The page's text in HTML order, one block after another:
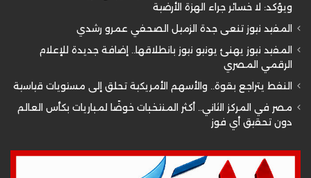
ويؤكد: لا خسائر جراء الهزة الأرضية
المفيد نيوز تنعى جدة الزميل الصحفي عمرو رشدي
المفيد نيوز يهنئ يونيو نيوز بانطلاقها.. إضافة جديدة للإعلام
الرقمي المصري
النفط يتراجع بقوة.. والأسهم الأمريكية تحلق إلى مستويات قياسية
مصر في المركز الثاني.. أكثر المنتخبات خوضًا لمباريات بكأس العالم
دون تحقيق أي فوز